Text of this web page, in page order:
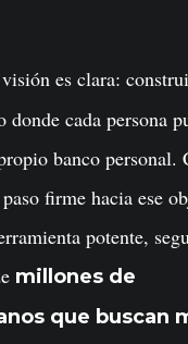
es clara:
cada persona
banco personal.
firme hacia ese
potente,
millones de
que buscan